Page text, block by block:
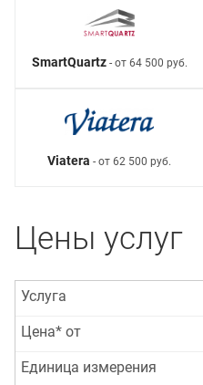
SmartQuartz- от 64 500 руб.
Viatera - от 62 500 руб.
Цены услуг
Услуга
Цена* от
Единица измерения